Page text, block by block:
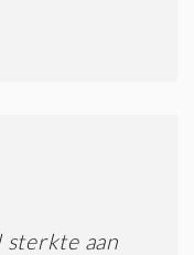
aan